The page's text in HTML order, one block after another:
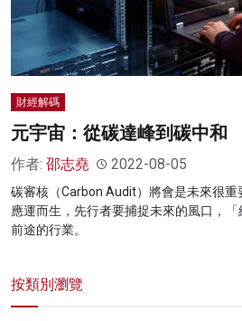
灼見活動
關於我們
財經解碼
元宇宙：從碳達峰到碳中和
作者: 邵志堯 2022-08-05
碳審核（Carbon Audit）將會是未來很
應運而生，先行者要捕捉未來的風口，
前途的行業。
按類別瀏覽